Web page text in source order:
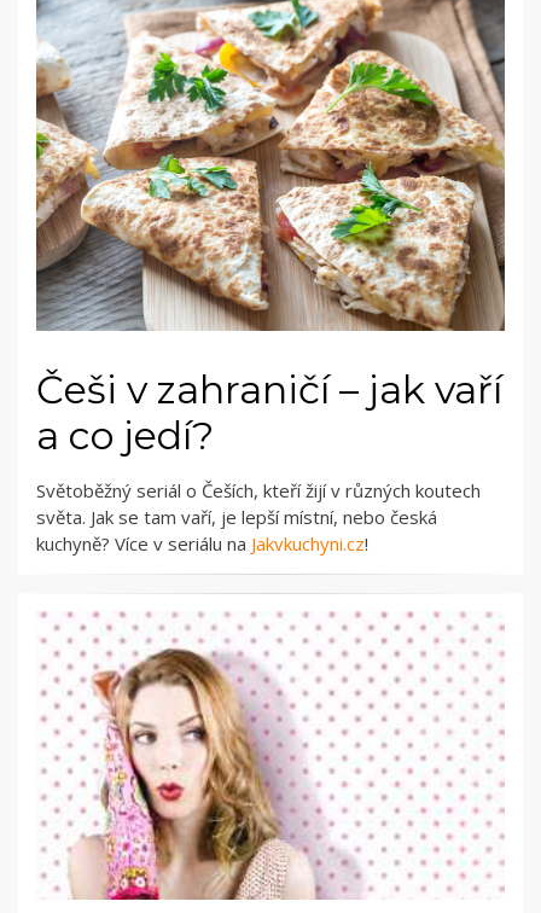
Češi v zahraničí – jak vaří
a co jedí?
Světoběžný seriál o Češích, kteří žijí v různých koutech
světa. Jak se tam vaří, je lepší místní, nebo česká
kuchyně? Více v seriálu na Jakvkuchyni.cz!